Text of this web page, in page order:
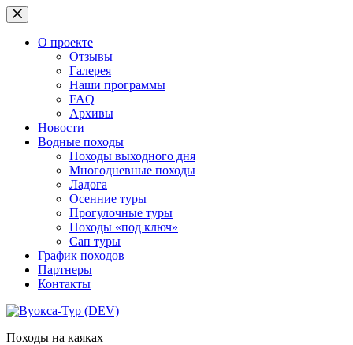
Перейти
к
сути
О проекте
Отзывы
Галерея
Наши программы
FAQ
Архивы
Новости
Водные походы
Походы выходного дня
Многодневные походы
Ладога
Осенние туры
Прогулочные туры
Походы «под ключ»
Сап туры
График походов
Партнеры
Контакты
Походы на каяках